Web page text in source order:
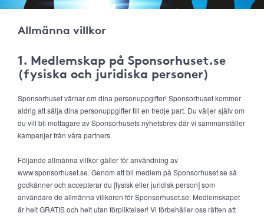
Allmänna villkor
1. Medlemskap på Sponsorhuset.se
(fysiska och juridiska personer)
Sponsorhuset värnar om dina personuppgifter! Sponsorhuset kommer
aldrig att sälja dina personuppgifter till en tredje part. Du väljer själv om
du vill bli mottagare av Sponsorhusets nyhetsbrev där vi sammanställer
kampanjer från våra partners.
Följande allmänna villkor gäller för användning av
www.sponsorhuset.se. Genom att bli medlem på Sponsorhuset.se så
godkänner och accepterar du [fysisk eller juridisk person] som
användare de allmänna villkoren för Sponsorhuset.se. Medlemskapet
är helt GRATIS och helt utan förpliktelser! Vi förbehåller oss rätten att